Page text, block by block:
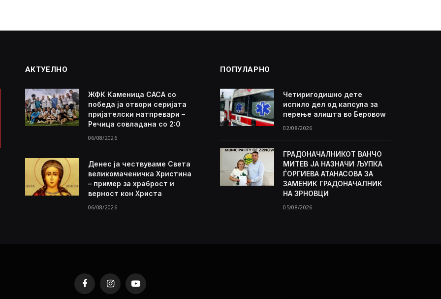
АКТУЕЛНО
ЖФК Каменица САСА со
победа ја отвори серијата
пријателски натпревари –
Речица совладана со 2:0
06/08/2026
Денес ја чествуваме Света
великомаченичка Христина
– пример за храброст и
верност кон Христа
06/08/2026
ПОПУЛАРНО
Четиригодишно дете
испило дел од капсула за
перење алишта во Беровоw
02/08/2026
ГРАДОНАЧАЛНИКОТ ВАНЧО
МИТЕВ ЈА НАЗНАЧИ ЉУПКА
ЃОРГИЕВА АТАНАСОВА ЗА
ЗАМЕНИК ГРАДОНАЧАЛНИК
НА ЗРНОВЦИ
05/08/2026
FacebookInstagramYouTube